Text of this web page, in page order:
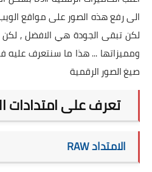
الى رفع هذه الصور على مواقع
لكن تبقى الجودة هي الافضل ,
ومميزاتها ... هذا ما سنتعرف عليه
صيغ الصور الرقمية
تعرف على امتدادات
الامتداد RAW